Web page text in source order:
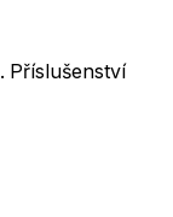
Příslušenství